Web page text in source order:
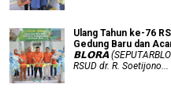
Ulang Tahun ke-76
Gedung Baru dan
𝗕𝗟𝗢𝗥𝗔
RSUD dr. R. Soetijono...